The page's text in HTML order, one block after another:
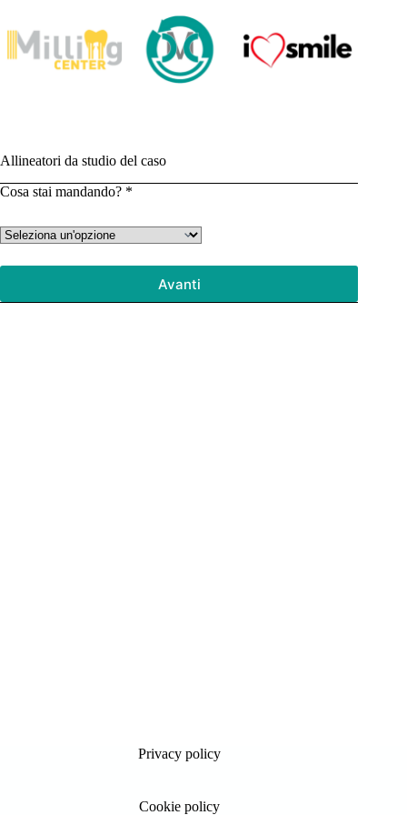
contenuto
Allineatori da studio del caso
Cosa stai mandando? *
Avanti
Privacy policy
Cookie policy